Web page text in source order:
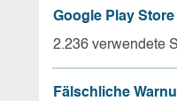
Google Play Store
2.236 verwendete
Fälschliche